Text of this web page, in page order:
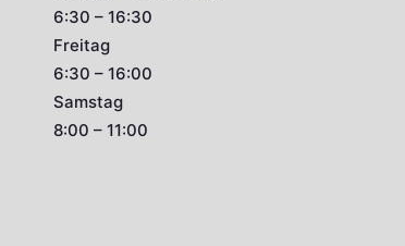
6:30 – 16:30
Freitag
6:30 – 16:00
Samstag
8:00 – 11:00